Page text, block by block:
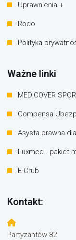
Uprawnienia +
Rodo
Polityka
Ważne linki
MEDICOVER
Compensa
Asysta prawna
Luxmed - pakiet
E-Crub
Kontakt:
Partyzantów 82